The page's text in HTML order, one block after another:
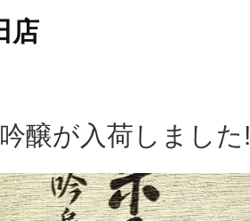
店
醸が入荷しました!